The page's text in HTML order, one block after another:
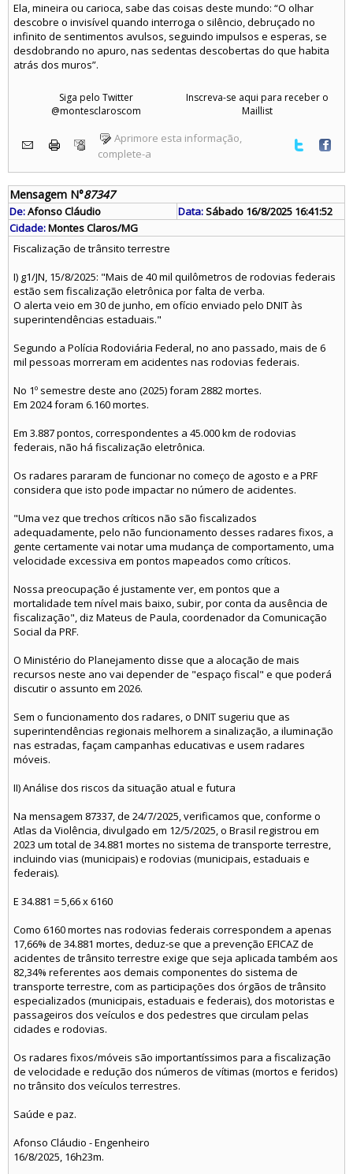
Ela, mineira ou carioca, sabe das coisas deste mundo: “O olhar
descobre o invisível quando interroga o silêncio, debruçado no
infinito de sentimentos avulsos, seguindo impulsos e esperas, se
desdobrando no apuro, nas sedentas descobertas do que habita
atrás dos muros”.
Siga pelo Twitter
@montesclaroscom
Inscreva-se aqui para receber o
Maillist
Aprimore esta informação,
complete-a
Mensagem N°87347
De:Afonso Cláudio Data:Sábado 16/8/2025 16:41:52
Cidade:Montes Claros/MG
Fiscalização de trânsito terrestre
I) g1/JN, 15/8/2025: "Mais de 40 mil quilômetros de rodovias federais
estão sem fiscalização eletrônica por falta de verba.
O alerta veio em 30 de junho, em ofício enviado pelo DNIT às
superintendências estaduais."
Segundo a Polícia Rodoviária Federal, no ano passado, mais de 6
mil pessoas morreram em acidentes nas rodovias federais.
No 1º semestre deste ano (2025) foram 2882 mortes.
Em 2024 foram 6.160 mortes.
Em 3.887 pontos, correspondentes a 45.000 km de rodovias
federais, não há fiscalização eletrônica.
Os radares pararam de funcionar no começo de agosto e a PRF
considera que isto pode impactar no número de acidentes.
"Uma vez que trechos críticos não são fiscalizados
adequadamente, pelo não funcionamento desses radares fixos, a
gente certamente vai notar uma mudança de comportamento, uma
velocidade excessiva em pontos mapeados como críticos.
Nossa preocupação é justamente ver, em pontos que a
mortalidade tem nível mais baixo, subir, por conta da ausência de
fiscalização", diz Mateus de Paula, coordenador da Comunicação
Social da PRF.
O Ministério do Planejamento disse que a alocação de mais
recursos neste ano vai depender de "espaço fiscal" e que poderá
discutir o assunto em 2026.
Sem o funcionamento dos radares, o DNIT sugeriu que as
superintendências regionais melhorem a sinalização, a iluminação
nas estradas, façam campanhas educativas e usem radares
móveis.
II) Análise dos riscos da situação atual e futura
Na mensagem 87337, de 24/7/2025, verificamos que, conforme o
Atlas da Violência, divulgado em 12/5/2025, o Brasil registrou em
2023 um total de 34.881 mortes no sistema de transporte terrestre,
incluindo vias (municipais) e rodovias (municipais, estaduais e
federais).
E 34.881 = 5,66 x 6160
Como 6160 mortes nas rodovias federais correspondem a apenas
17,66% de 34.881 mortes, deduz-se que a prevenção EFICAZ de
acidentes de trânsito terrestre exige que seja aplicada também aos
82,34% referentes aos demais componentes do sistema de
transporte terrestre, com as participações dos órgãos de trânsito
especializados (municipais, estaduais e federais), dos motoristas e
passageiros dos veículos e dos pedestres que circulam pelas
cidades e rodovias.
Os radares fixos/móveis são importantíssimos para a fiscalização
de velocidade e redução dos números de vítimas (mortos e feridos)
no trânsito dos veículos terrestres.
Saúde e paz.
Afonso Cláudio - Engenheiro
16/8/2025, 16h23m.